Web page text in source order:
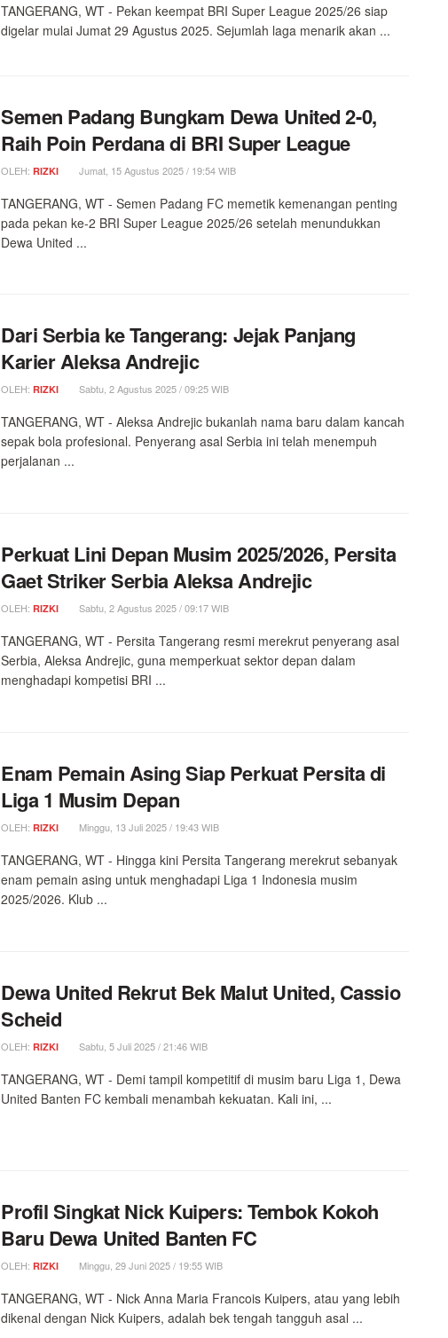
TANGERANG, WT - Pekan keempat BRI Super League 2025/26 siap
digelar mulai Jumat 29 Agustus 2025. Sejumlah laga menarik akan ...
Semen Padang Bungkam Dewa United 2-0,
Raih Poin Perdana di BRI Super League
OLEH: RIZKI Jumat, 15 Agustus 2025 / 19:54 WIB
TANGERANG, WT - Semen Padang FC memetik kemenangan penting
pada pekan ke-2 BRI Super League 2025/26 setelah menundukkan
Dewa United ...
Dari Serbia ke Tangerang: Jejak Panjang
Karier Aleksa Andrejic
OLEH: RIZKI Sabtu, 2 Agustus 2025 / 09:25 WIB
TANGERANG, WT - Aleksa Andrejic bukanlah nama baru dalam kancah
sepak bola profesional. Penyerang asal Serbia ini telah menempuh
perjalanan ...
Perkuat Lini Depan Musim 2025/2026, Persita
Gaet Striker Serbia Aleksa Andrejic
OLEH: RIZKI Sabtu, 2 Agustus 2025 / 09:17 WIB
TANGERANG, WT - Persita Tangerang resmi merekrut penyerang asal
Serbia, Aleksa Andrejic, guna memperkuat sektor depan dalam
menghadapi kompetisi BRI ...
Enam Pemain Asing Siap Perkuat Persita di
Liga 1 Musim Depan
OLEH: RIZKI Minggu, 13 Juli 2025 / 19:43 WIB
TANGERANG, WT - Hingga kini Persita Tangerang merekrut sebanyak
enam pemain asing untuk menghadapi Liga 1 Indonesia musim
2025/2026. Klub ...
Dewa United Rekrut Bek Malut United, Cassio
Scheid
OLEH: RIZKI Sabtu, 5 Juli 2025 / 21:46 WIB
TANGERANG, WT - Demi tampil kompetitif di musim baru Liga 1, Dewa
United Banten FC kembali menambah kekuatan. Kali ini, ...
Profil Singkat Nick Kuipers: Tembok Kokoh
Baru Dewa United Banten FC
OLEH: RIZKI Minggu, 29 Juni 2025 / 19:55 WIB
TANGERANG, WT - Nick Anna Maria Francois Kuipers, atau yang lebih
dikenal dengan Nick Kuipers, adalah bek tengah tangguh asal ...